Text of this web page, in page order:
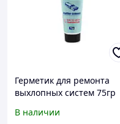
Герметик для ремонта
выхлопных систем 75гр
В наличии